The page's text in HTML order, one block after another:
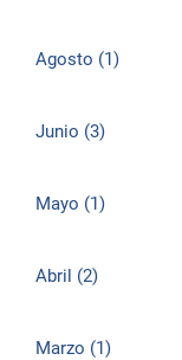
Agosto (1)
Junio (3)
Mayo (1)
Abril (2)
Marzo (1)